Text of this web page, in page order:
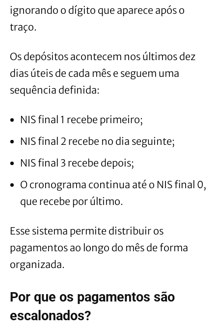
ignorando o dígito que aparece após o
traço.
Os depósitos acontecem nos últimos dez
dias úteis de cada mês e seguem uma
sequência definida:
NIS final 1 recebe primeiro;
NIS final 2 recebe no dia seguinte;
NIS final 3 recebe depois;
O cronograma continua até o NIS final 0,
que recebe por último.
Esse sistema permite distribuir os
pagamentos ao longo do mês de forma
organizada.
Por que os pagamentos são
escalonados?